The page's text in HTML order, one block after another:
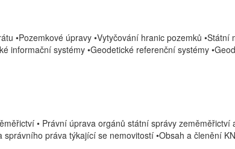
•Pozemkové úpravy •Vytyčování hranic pozemků •Státní
informační systémy •Geodetické referenční systémy
• Právní úprava orgánů státní správy zeměměřictví
práva týkající se nemovitostí •Obsah a členění